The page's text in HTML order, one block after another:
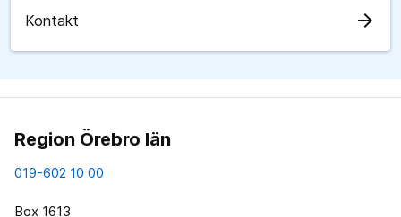
Kontakt arrow_forward
Region Örebro län
019-602 10 00
Box 1613